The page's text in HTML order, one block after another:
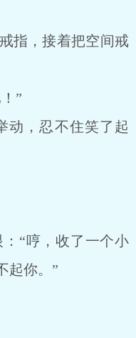
，接着把空间戒
”
，忍不住笑了起
“哼，收了一个小
起你。”